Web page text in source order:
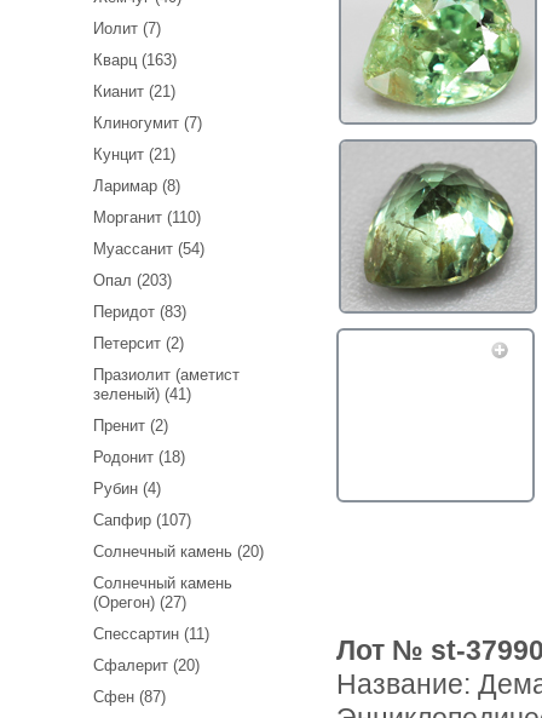
Иолит (7)
Кварц (163)
Кианит (21)
Клиногумит (7)
Кунцит (21)
Ларимар (8)
Морганит (110)
Муассанит (54)
Опал (203)
Перидот (83)
Петерсит (2)
Празиолит (аметист
зеленый) (41)
Пренит (2)
Родонит (18)
Рубин (4)
Сапфир (107)
Солнечный камень (20)
Солнечный камень
(Орегон) (27)
Спессартин (11)
Сфалерит (20)
Сфен (87)
Лот № st-
Название: